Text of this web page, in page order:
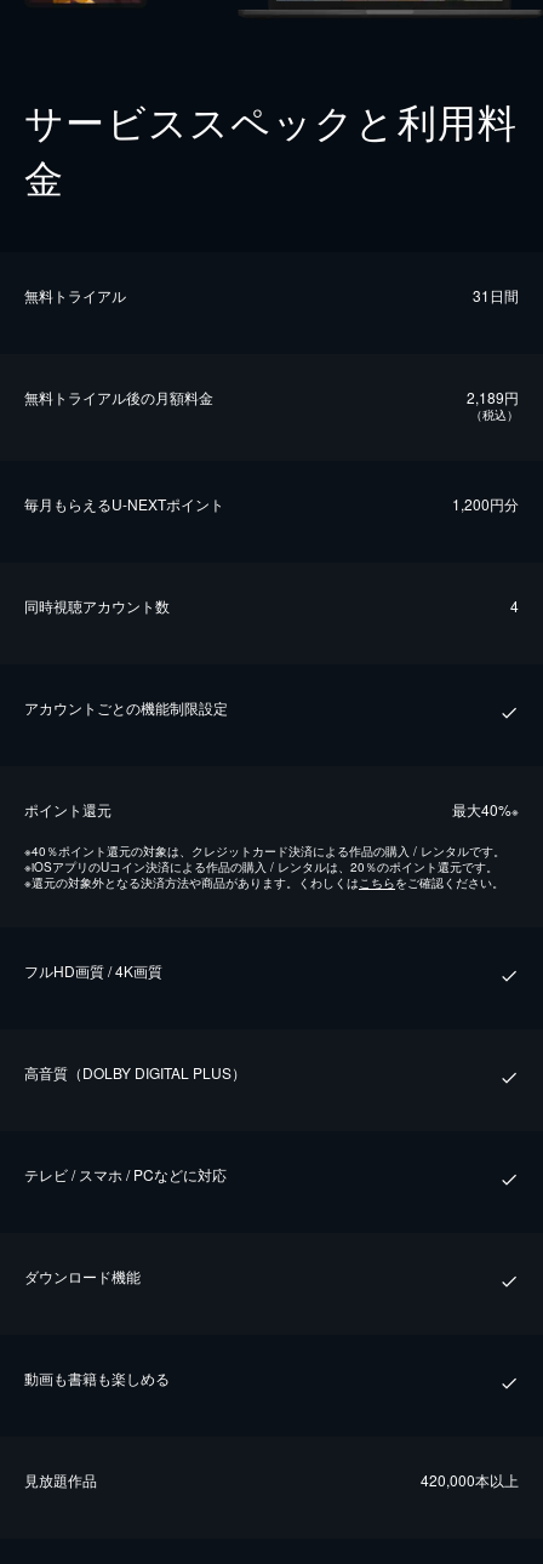
サービススペックと利用料
金
無料トライアル 31日間
無料トライアル後の⽉額料金 2,189円
（税込）
毎⽉もらえるU-NEXTポイント 1,200円分
同時視聴アカウント数 4
アカウントごとの機能制限設定
ポイント還元 最⼤40%※
※40％ポイント還元の対象は、クレジットカード決済による作品の購入 / レンタルです。
※iOSアプリのUコイン決済による作品の購入 / レンタルは、20％のポイント還元です。
※還元の対象外となる決済方法や商品があります。くわしくはこちらをご確認ください。
フルHD画質 / 4K画質
⾼⾳質（DOLBY DIGITAL PLUS）
テレビ / スマホ / PCなどに対応
ダウンロード機能
動画も書籍も楽しめる
⾒放題作品 420,000本以上